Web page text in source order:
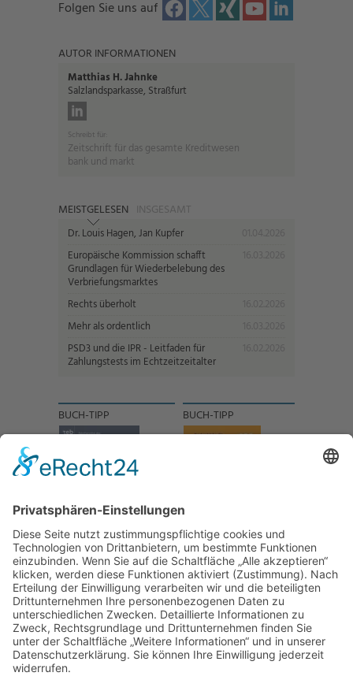
Folgen Sie uns auf
AUTOR INFORMATIONEN
Matthias H. Jahnke
Salzlandsparkasse, Straßfurt
Schreibt für:
Zeitschrift für das gesamte Kreditwesen
bank und markt
MEISTGELESEN INSGESAMT
Dr. Louis Hagen, Jan Kupfer
Europäische Kommission schafft
Grundlagen für Wiederbelebung des
Verbriefungsmarktes
Rechts überholt
Mehr als ordentlich
PSD3 und die IPR - Leitfaden für
Zahlungstests im Echtzeitzeitalter
BUCH-TIPP BUCH-TIPP